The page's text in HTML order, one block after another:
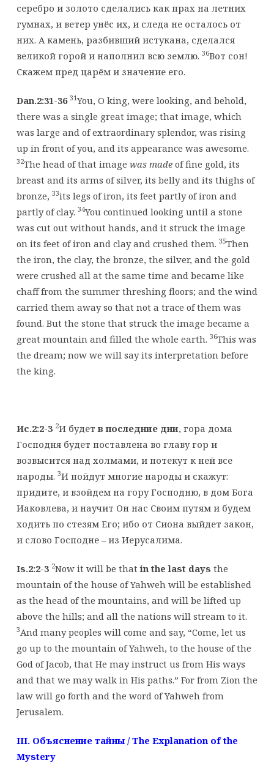
серебро и золото сделались как прах на летних
гумнах, и ветер унёс их, и следа не осталось от
них. А камень, разбивший истукана, сделался
великой горой и наполнил всю землю. 36Вот сон!
Скажем пред царём и значение его.
Dan.2:31-36 31You, O king, were looking, and behold,
there was a single great image; that image, which
was large and of extraordinary splendor, was rising
up in front of you, and its appearance was awesome.
32The head of that image was madeof fine gold, its
breast and its arms of silver, its belly and its thighs of
bronze, 33its legs of iron, its feet partly of iron and
partly of clay. 34You continued looking until a stone
was cut out without hands, and it struck the image
on its feet of iron and clay and crushed them. 35Then
the iron, the clay, the bronze, the silver, and the gold
were crushed all at the same time and became like
chaff from the summer threshing floors; and the wind
carried them away so that not a trace of them was
found. But the stone that struck the image became a
great mountain and filled the whole earth. 36This was
the dream; now we will say its interpretation before
the king.
Ис.2:2-3 2И будетв последние дни, гора дома
Господня будет поставлена во главу гор и
возвысится над холмами, и потекут к ней все
народы. 3И пойдут многие народы и скажут:
придите, и взойдем на гору Господню, в дом Бога
Иаковлева, и научит Он нас Своим путям и будем
ходить по стезям Его; ибо от Сиона выйдет закон,
и слово Господне – из Иерусалима.
Is.2:2-3 2Now it will be thatin the last days the
mountain of the house of Yahweh will be established
as the head of the mountains, and will be lifted up
above the hills; and all the nations will stream to it.
3And many peoples will come and say, “Come, let us
go up to the mountain of Yahweh, to the house of the
God of Jacob, that He may instruct us from His ways
and that we may walk in His paths.” For from Zion the
law will go forth and the word of Yahweh from
Jerusalem.
III. Объяснениетайны/ The Explanation of the
Mystery